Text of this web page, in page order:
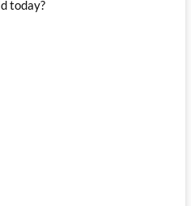
today?